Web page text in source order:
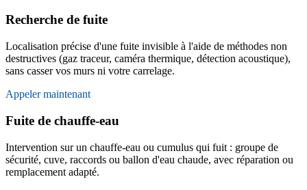
Recherche de fuite
Localisation précise d'une fuite invisible à l'aide de méthodes non
destructives (gaz traceur, caméra thermique, détection acoustique),
sans casser vos murs ni votre carrelage.
Appeler maintenant
Fuite de chauffe-eau
Intervention sur un chauffe-eau ou cumulus qui fuit : groupe de
sécurité, cuve, raccords ou ballon d'eau chaude, avec réparation ou
remplacement adapté.